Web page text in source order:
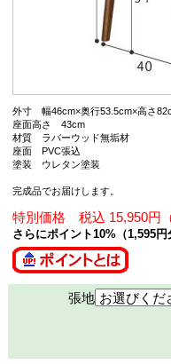
外寸 幅46cm×奥行53.5cm×高さ
座面高さ 43cm
材質 ラバーウッド無垢材
座面 PVC張込
塗装 ウレタン塗装
完成品でお届けします。
特別価格 税込 15,950円
さらにポイント10%（1,595円
張地